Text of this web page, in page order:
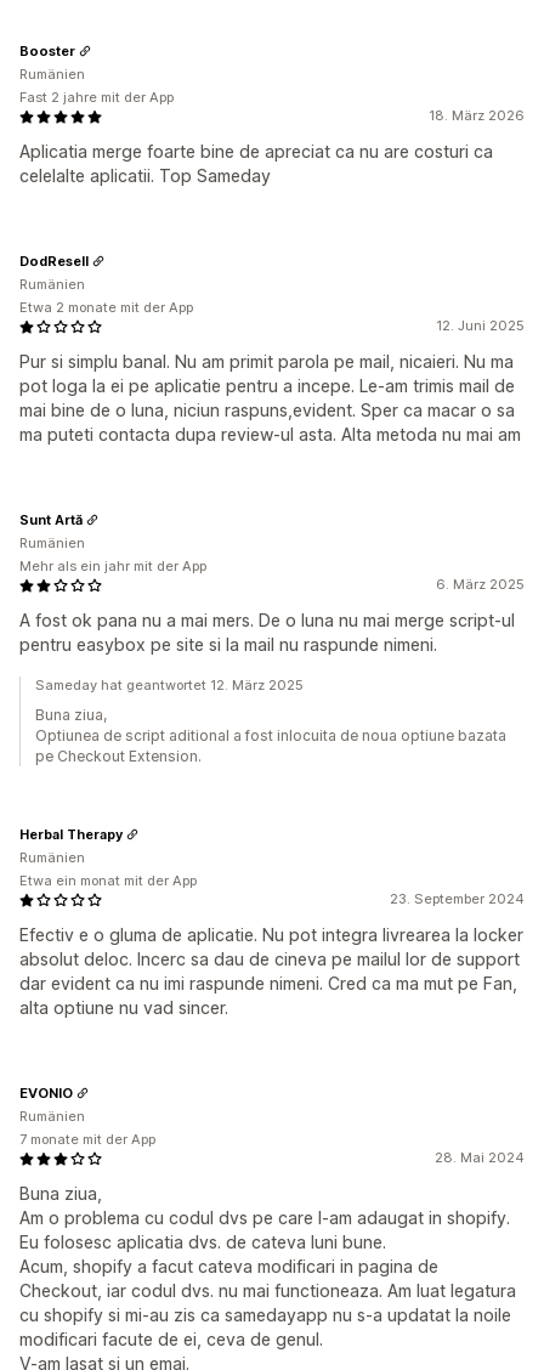
18. März 2026
Aplicatia merge foarte bine de apreciat ca nu are costuri ca
celelalte aplicatii. Top Sameday
Booster
Rumänien
Fast 2 jahre mit der App
12. Juni 2025
Pur si simplu banal. Nu am primit parola pe mail, nicaieri. Nu ma
pot loga la ei pe aplicatie pentru a incepe. Le-am trimis mail de
mai bine de o luna, niciun raspuns,evident. Sper ca macar o sa
ma puteti contacta dupa review-ul asta. Alta metoda nu mai am
DodResell
Rumänien
Etwa 2 monate mit der App
6. März 2025
A fost ok pana nu a mai mers. De o luna nu mai merge script-ul
pentru easybox pe site si la mail nu raspunde nimeni.
Sunt Artă
Rumänien
Mehr als ein jahr mit der App
Sameday hat geantwortet 12. März 2025
Buna ziua,
Optiunea de script aditional a fost inlocuita de noua optiune bazata
pe Checkout Extension.
23. September 2024
Efectiv e o gluma de aplicatie. Nu pot integra livrearea la locker
absolut deloc. Incerc sa dau de cineva pe mailul lor de support
dar evident ca nu imi raspunde nimeni. Cred ca ma mut pe Fan,
alta optiune nu vad sincer.
Herbal Therapy
Rumänien
Etwa ein monat mit der App
28. Mai 2024
Buna ziua,
Am o problema cu codul dvs pe care l-am adaugat in shopify.
Eu folosesc aplicatia dvs. de cateva luni bune.
Acum, shopify a facut cateva modificari in pagina de
Checkout, iar codul dvs. nu mai functioneaza. Am luat legatura
cu shopify si mi-au zis ca samedayapp nu s-a updatat la noile
modificari facute de ei, ceva de genul.
V-am lasat si un emai.
EVONIO
Rumänien
7 monate mit der App